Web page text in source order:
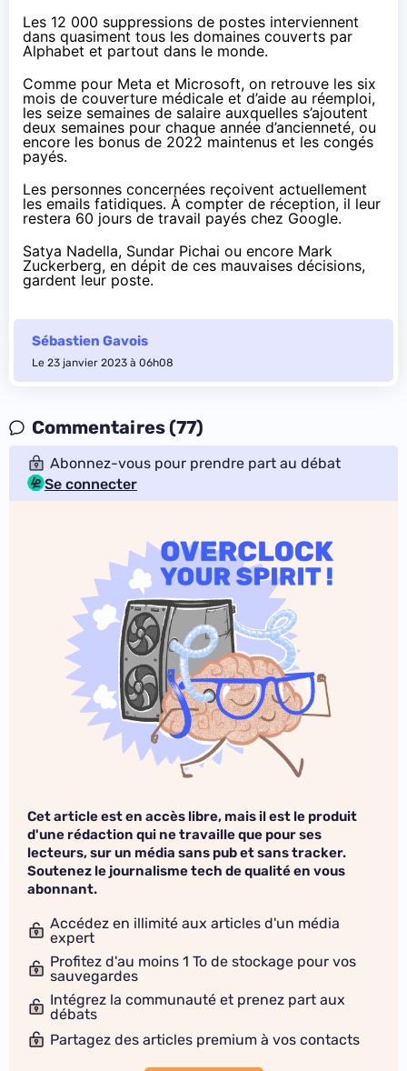
Les 12 000 suppressions de postes interviennent
dans quasiment tous les domaines couverts par
Alphabet et partout dans le monde.
Comme pour Meta et Microsoft, on retrouve les six
mois de couverture médicale et d’aide au réemploi,
les seize semaines de salaire auxquelles s’ajoutent
deux semaines pour chaque année d’ancienneté, ou
encore les bonus de 2022 maintenus et les congés
payés.
Les personnes concernées reçoivent actuellement
les emails fatidiques. À compter de réception, il leur
restera 60 jours de travail payés chez Google.
Satya Nadella, Sundar Pichai ou encore Mark
Zuckerberg, en dépit de ces mauvaises décisions,
gardent leur poste.
Sébastien Gavois
Le 23 janvier 2023 à 06h08
Commentaires (77)
Abonnez-vous pour prendre part au débat
Se connecter
Cet article est en accès libre, mais il est le produit
d'une rédaction qui ne travaille que pour ses
lecteurs, sur un média sans pub et sans tracker.
Soutenez le journalisme tech de qualité en vous
abonnant.
Accédez en illimité aux articles d'un média
expert
Profitez d'au moins 1 To de stockage pour vos
sauvegardes
Intégrez la communauté et prenez part aux
débats
Partagez des articles premium à vos contacts